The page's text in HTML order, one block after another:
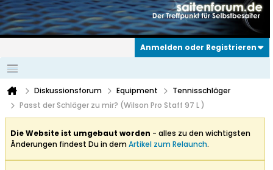
Anmelden oder Registrieren
Diskussionsforum Equipment
Tennisschläger
Passt der Schläger zu mir? (Wilson Pro Staff 97 L )
Die Website ist umgebaut worden - alles zu den wichtigsten
Änderungen findest Du in demArtikel zum Relaunch.